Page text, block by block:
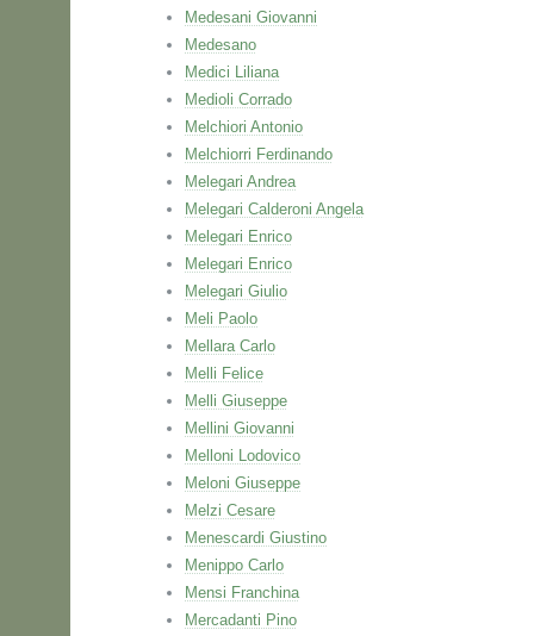
Medesani Giovanni
Medesano
Medici Liliana
Medioli Corrado
Melchiori Antonio
Melchiorri Ferdinando
Melegari Andrea
Melegari Calderoni Angela
Melegari Enrico
Melegari Enrico
Melegari Giulio
Meli Paolo
Mellara Carlo
Melli Felice
Melli Giuseppe
Mellini Giovanni
Melloni Lodovico
Meloni Giuseppe
Melzi Cesare
Menescardi Giustino
Menippo Carlo
Mensi Franchina
Mercadanti Pino